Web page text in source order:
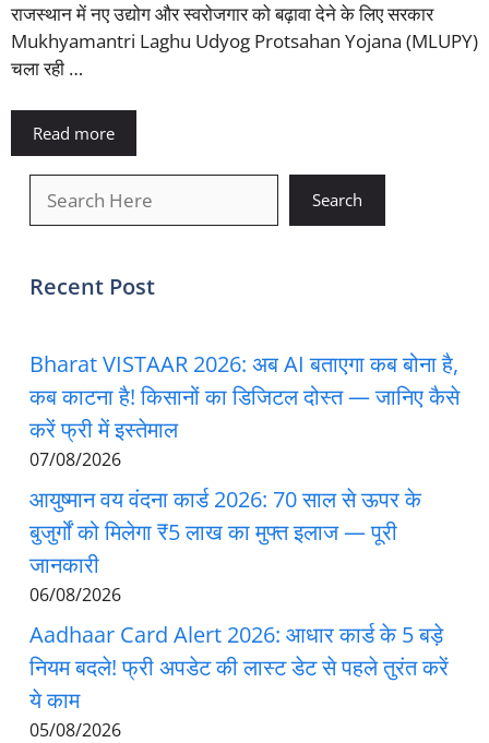
राजस्थान में नए उद्योग और स्वरोजगार को बढ़ावा देने के लिए सरकार
Mukhyamantri Laghu Udyog Protsahan Yojana (MLUPY)
चला रही …
Read more
Search
Recent Post
Bharat VISTAAR 2026: अब AI बताएगा कब बोना है,
कब काटना है! किसानों का डिजिटल दोस्त — जानिए कैसे
करें फ्री में इस्तेमाल
07/08/2026
आयुष्मान वय वंदना कार्ड 2026: 70 साल से ऊपर के
बुजुर्गों को मिलेगा ₹5 लाख का मुफ्त इलाज — पूरी
जानकारी
06/08/2026
Aadhaar Card Alert 2026: आधार कार्ड के 5 बड़े
नियम बदले! फ्री अपडेट की लास्ट डेट से पहले तुरंत करें
ये काम
05/08/2026